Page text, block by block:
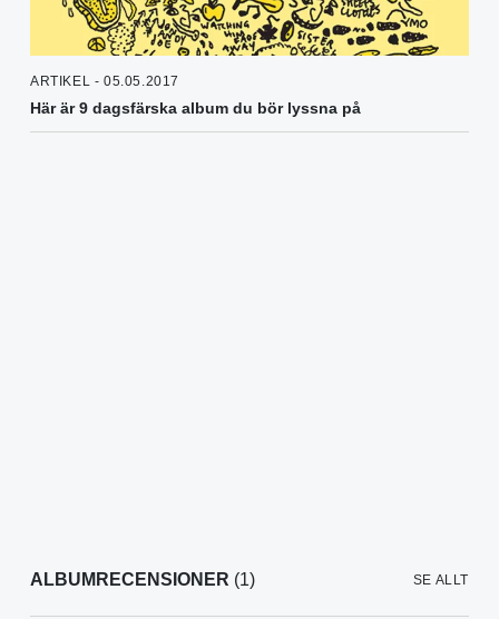
ARTIKEL - 05.05.2017
Här är 9 dagsfärska album du bör lyssna på
ALBUMRECENSIONER (1) SE ALLT